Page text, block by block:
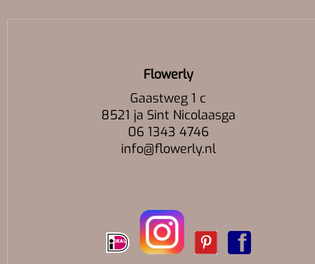
Flowerly
Gaastweg 1 c
8521 ja Sint Nicolaasga
06 1343 4746
info@flowerly.nl